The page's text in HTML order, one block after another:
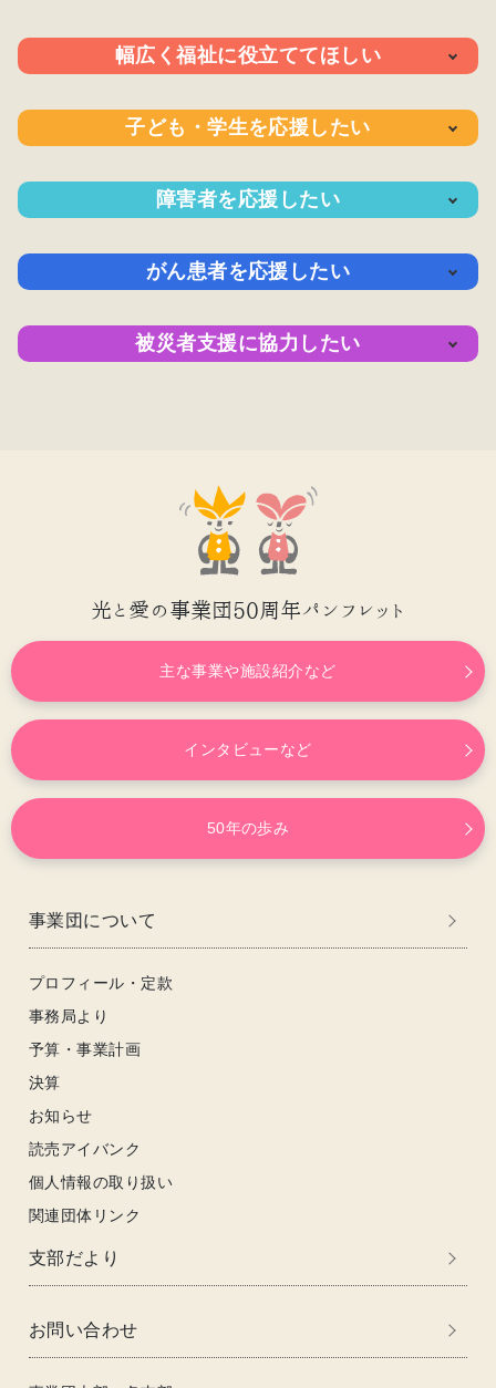
幅広く福祉に役立ててほしい
支援の内
支援の実
績
寄付の方
子ども・学生を応援したい
支援の内
支援の実
績
寄付の方
障害者を応援したい
支援の内
支援の実
績
寄付の方
がん患者を応援したい
支援の内
支援の実
績
寄付の方
被災者支援に協力したい
光と愛の事業団50周年パンフレット
主な事業や施設紹介など
インタビューなど
50年の歩み
事業団について
プロフィール・定款
事務局より
予算・事業計画
決算
お知らせ
読売アイバンク
個人情報の取り扱い
関連団体リンク
支部だより
お問い合わせ